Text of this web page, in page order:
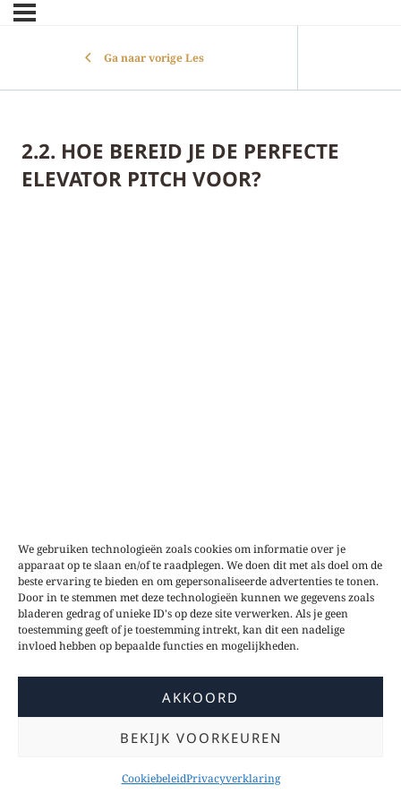
We gebruiken technologieën zoals cookies om informatie over je
apparaat op te slaan en/of te raadplegen. We doen dit met als doel om de
beste ervaring te bieden en om gepersonaliseerde advertenties te tonen.
Door in te stemmen met deze technologieën kunnen we gegevens zoals
bladeren gedrag of unieke ID's op deze site verwerken. Als je geen
toestemming geeft of je toestemming intrekt, kan dit een nadelige
invloed hebben op bepaalde functies en mogelijkheden.
AKKOORD
BEKIJK VOORKEUREN
CookiebeleidPrivacyverklaring
Ga naar vorige Les
2.2. HOE BEREID JE DE PERFECTE
ELEVATOR PITCH VOOR?